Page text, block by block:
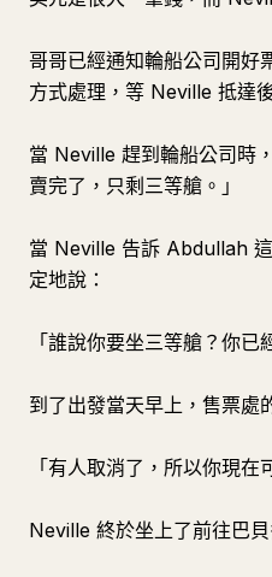
哥哥已經通知輪船公司開好
方式處理，等 Neville 抵達
當 Neville 趕到輪船公司時
賣完了，只剩三等艙。」
當 Neville 告訴 Abdullah
定地說：
「誰說你要坐三等艙？你已
到了出發當天早上，售票處
「有人取消了，所以你現在
Neville 終於坐上了前往巴貝